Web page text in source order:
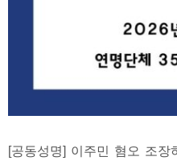
[공동성명] 이주민 혐오 조